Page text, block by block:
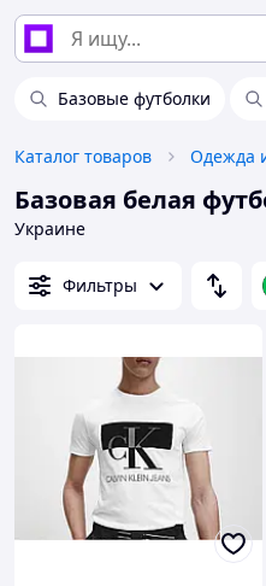
Базовые футболки
Каталог товаров Одежда
Базовая белая
Украине
Фильтры